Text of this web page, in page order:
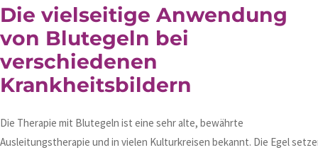
Die vielseitige Anwendung
von Blutegeln bei
verschiedenen
Krankheitsbildern
Die Therapie mit Blutegeln ist eine sehr alte, bewährte
Ausleitungstherapie und in vielen Kulturkreisen bekannt. Die Egel